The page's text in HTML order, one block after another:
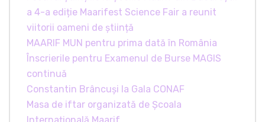
a 4-a ediție Maarifest Science Fair a reunit
viitorii oameni de știință
MAARIF MUN pentru prima dată în România
Înscrierile pentru Examenul de Burse MAGIS
continuă
Constantin Brâncuși la Gala CONAF
Masa de iftar organizată de Școala